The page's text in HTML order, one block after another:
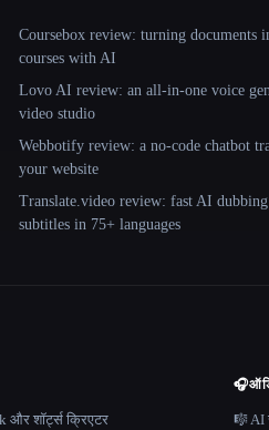
Coursebox review: turning documents
courses with AI
Lovo AI review: an all-in-one voice
video studio
Webbotify review: a no-code chatbot
your website
Translate.video review: fast AI
subtitles in 75+ languages
और शॉर्ट्स क्रिएटर
🎧
🎼 AI